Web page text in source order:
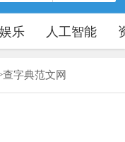
乐 人工智能
查字典范文网